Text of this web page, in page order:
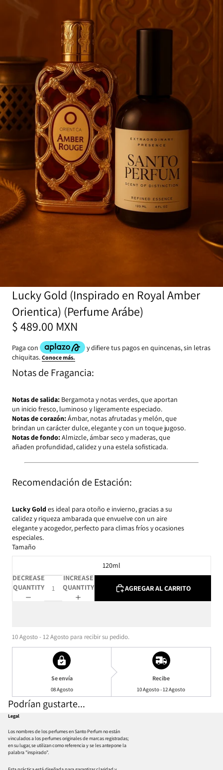
Lucky Gold (Inspirado en Royal Amber
Orientica) (Perfume Arábe)
$ 489.00 MXN
Notas de Fragancia:
Notas de salida: Bergamota y notas verdes, que aportan
un inicio fresco, luminoso y ligeramente especiado.
Notas de corazón:Ámbar, notas afrutadas y melón, que
brindan un carácter dulce, elegante y con un toque jugoso.
Notas de fondo:Almizcle, ámbar seco y maderas, que
añaden profundidad, calidez y una estela sofisticada.
Recomendación de Estación:
Lucky Gold es ideal para otoño e invierno, gracias a su
calidez y riqueza ambarada que envuelve con un aire
elegante y acogedor, perfecto para climas fríos y ocasiones
especiales.
Tamaño
120ml
DECREASE
QUANTITY
INCREASE
QUANTITY
AGREGAR AL CARRITO
10 Agosto - 12 Agosto para recibir su pedido.
Se envía
08 Agosto
Recibe
10 Agosto - 12 Agosto
Podrían gustarte...
Legal
Los nombres de los perfumes en Santo Perfum no están
vinculados a los perfumes originales de marcas registradas;
en su lugar, se utilizan como referencia y se les antepone la
palabra "inspirado".